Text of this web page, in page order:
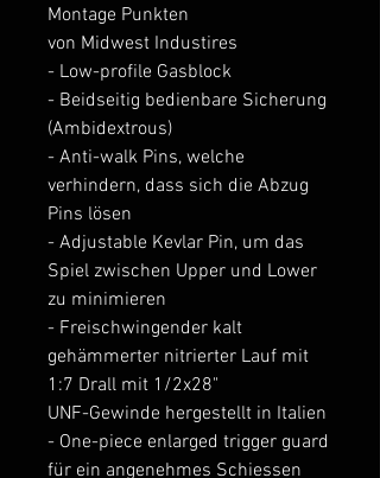
Montage Punkten
von Midwest Industires
- Low-profile Gasblock
- Beidseitig bedienbare Sicherung
(Ambidextrous)
- Anti-walk Pins, welche
verhindern, dass sich die Abzug
Pins lösen
- Adjustable Kevlar Pin, um das
Spiel zwischen Upper und Lower
zu minimieren
- Freischwingender kalt
gehämmerter nitrierter Lauf mit
1:7 Drall mit 1/2x28"
UNF-Gewinde hergestellt in Italien
- One-piece enlarged trigger guard
für ein angenehmes Schiessen